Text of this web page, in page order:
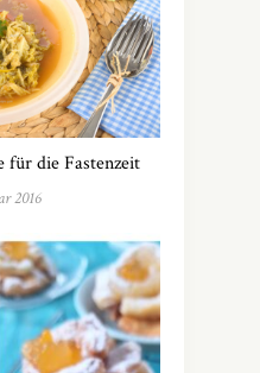
für die Fastenzeit
2016